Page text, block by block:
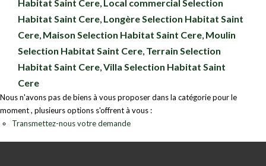
Habitat Saint Cere Local commercial Selection
Habitat Saint Cere Longère Selection Habitat Saint
Cere Maison Selection Habitat Saint Cere Moulin
Selection Habitat Saint Cere Terrain Selection
Habitat Saint Cere Villa Selection Habitat Saint
Cere
Nous n'avons pas de biens à vous proposer dans la catégorie pour le
moment , plusieurs options s'offrent à vous :
Transmettez-nous votre demande